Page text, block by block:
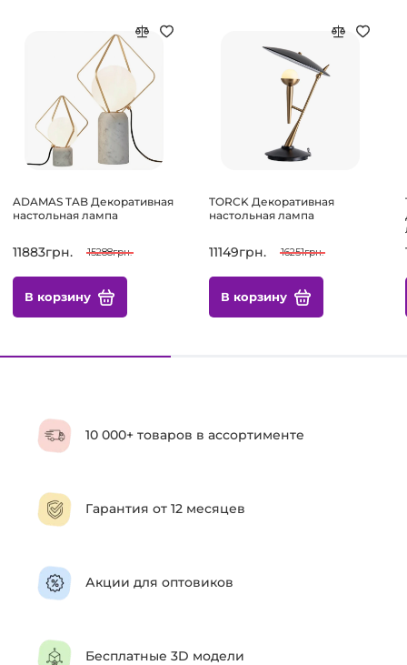
ADAMAS TAB Декоративная
настольная лампа
11883грн. 15288грн.
В корзину
TORCK Декоративная
настольная лампа
11149грн. 16251грн.
В корзину
10 000+ товаров в ассортименте
Гарантия от 12 месяцев
Акции для оптовиков
Бесплатные 3D модели